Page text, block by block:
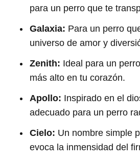
para un perro que te
Galaxia: Para un perro
universo de amor y
Zenith: Ideal para un
más alto en tu corazón.
Apollo: Inspirado en el
adecuado para un perro
Cielo: Un nombre simple
evoca la inmensidad del